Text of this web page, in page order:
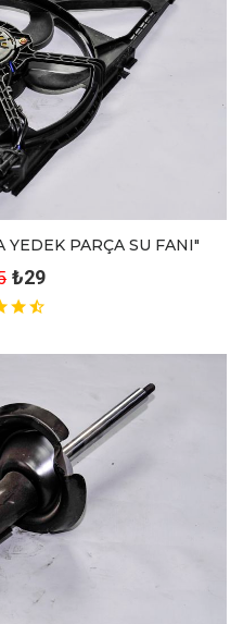
PARÇA SU FANI"
₺29